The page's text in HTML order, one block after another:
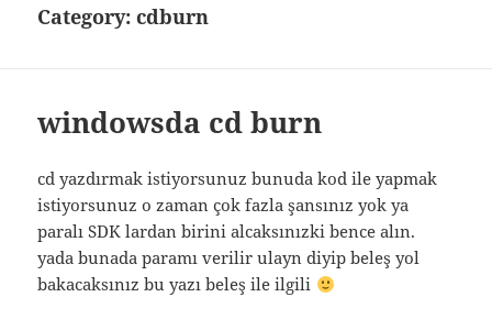
Category:cdburn
windowsda cd burn
cd yazdırmak istiyorsunuz bunuda kod ile yapmak
istiyorsunuz o zaman çok fazla şansınız yok ya
paralı SDK lardan birini alcaksınızki bence alın.
yada bunada paramı verilir ulayn diyip beleş yol
bakacaksınız bu yazı beleş ile ilgili